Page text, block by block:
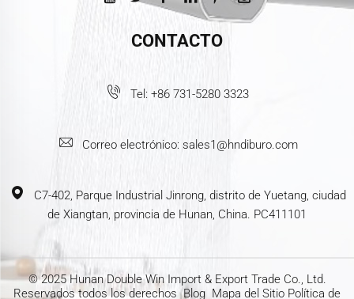
CONTACTO
Tel: +86 731-5280 3323
Correo electrónico: sales1@hndiburo.com
C7-402, Parque Industrial Jinrong, distrito de Yuetang, ciudad
de Xiangtan, provincia de Hunan, China. PC411101
© 2025 Hunan Double Win Import & Export Trade Co., Ltd.
Reservados todos los derechosBlog Mapa del Sitio Política de